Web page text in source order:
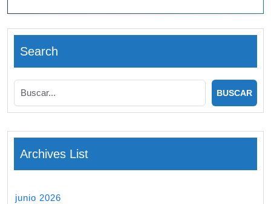
Search
Archives List
junio 2026